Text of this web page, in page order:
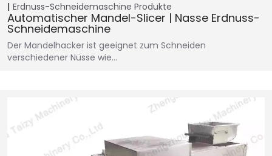
Erdnuss-Schneidemaschine Produkte
Automatischer Mandel-Slicer | Nasse Erdnuss-
Schneidemaschine
Der Mandelhacker ist geeignet zum Schneiden
verschiedener Nüsse wie…